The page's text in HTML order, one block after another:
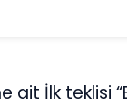
İlk teklisi